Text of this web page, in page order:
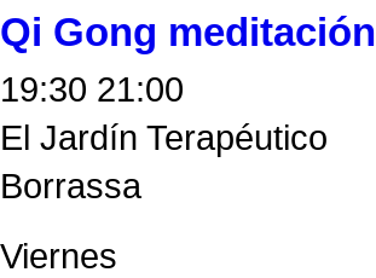
Qi Gong meditación
19:30 21:00
El Jardín Terapéutico
Borrassa
Viernes